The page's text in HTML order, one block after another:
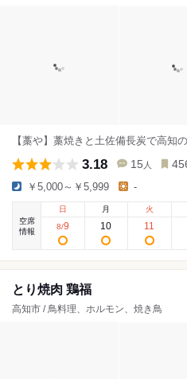
【藁や】藁焼きと土佐備長炭で高知
3.18 15 人
￥5,000～￥5,999 -
空席
情報
日
8/9
月
10
火
11
とり焼肉 鶏福
高知市 / 鳥料理、ホルモン、焼き鳥